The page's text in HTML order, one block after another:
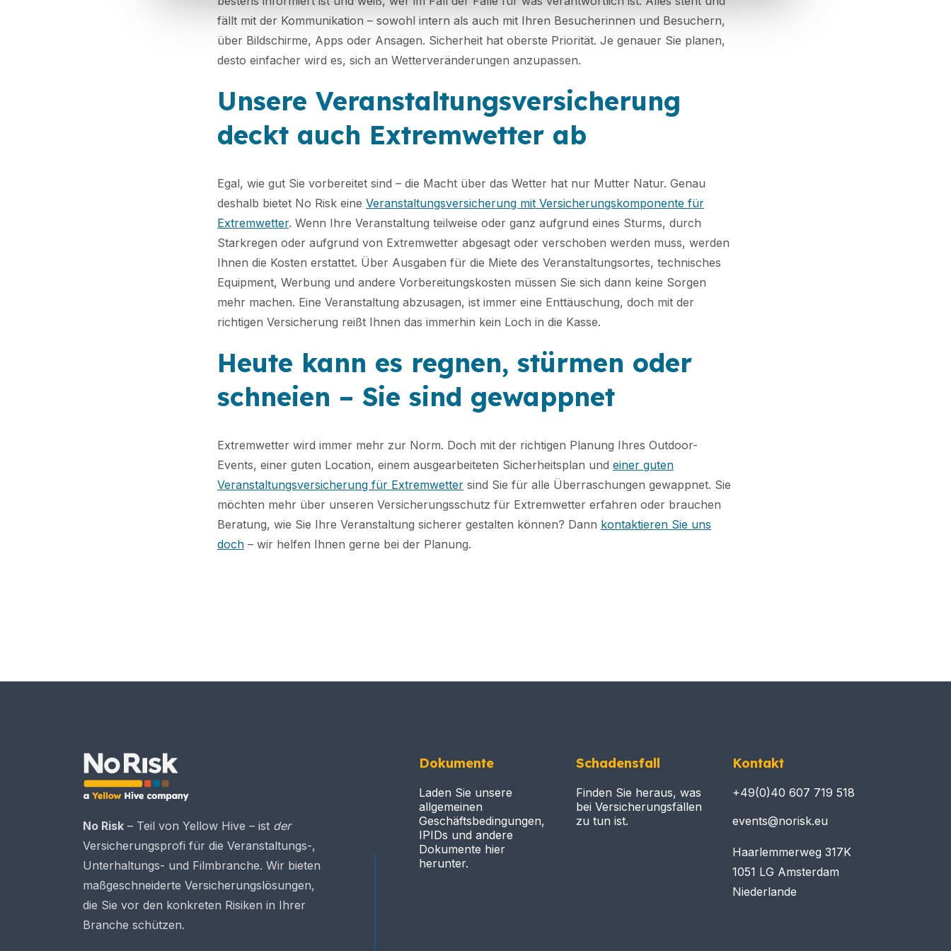
fällt mit der Kommunikation – sowohl intern als auch mit Ihren Besucherinnen und Besuchern,
über Bildschirme, Apps oder Ansagen. Sicherheit hat oberste Priorität. Je genauer Sie planen,
desto einfacher wird es, sich an Wetterveränderungen anzupassen.
Unsere Veranstaltungsversicherung
deckt auch Extremwetter ab
Egal, wie gut Sie vorbereitet sind – die Macht über das Wetter hat nur Mutter Natur. Genau
deshalb bietet No Risk eine Veranstaltungsversicherung mit Versicherungskomponente für
Extremwetter. Wenn Ihre Veranstaltung teilweise oder ganz aufgrund eines Sturms, durch
Starkregen oder aufgrund von Extremwetter abgesagt oder verschoben werden muss, werden
Ihnen die Kosten erstattet. Über Ausgaben für die Miete des Veranstaltungsortes, technisches
Equipment, Werbung und andere Vorbereitungskosten müssen Sie sich dann keine Sorgen
mehr machen. Eine Veranstaltung abzusagen, ist immer eine Enttäuschung, doch mit der
richtigen Versicherung reißt Ihnen das immerhin kein Loch in die Kasse.
Heute kann es regnen, stürmen oder
schneien – Sie sind gewappnet
Extremwetter wird immer mehr zur Norm. Doch mit der richtigen Planung Ihres Outdoor-
Events, einer guten Location, einem ausgearbeiteten Sicherheitsplan und einer guten
Veranstaltungsversicherung für Extremwetter sind Sie für alle Überraschungen gewappnet. Sie
möchten mehr über unseren Versicherungsschutz für Extremwetter erfahren oder brauchen
Beratung, wie Sie Ihre Veranstaltung sicherer gestalten können? Dann kontaktieren Sie uns
doch – wir helfen Ihnen gerne bei der Planung.
No Risk – Teil von Yellow Hive – ist der
Versicherungsprofi für die Veranstaltungs-,
Unterhaltungs- und Filmbranche. Wir bieten
maßgeschneiderte Versicherungslösungen,
die Sie vor den konkreten Risiken in Ihrer
Branche schützen.
Dokumente
Laden Sie unsere
allgemeinen
Geschäftsbedingungen,
IPIDs und andere
Dokumente hier
herunter.
Schadensfall
Finden Sie heraus, was
bei Versicherungsfällen
zu tun ist.
Kontakt
+49(0)40 607 719 518
events@norisk.eu
Haarlemmerweg 317K
1051 LG Amsterdam
Niederlande